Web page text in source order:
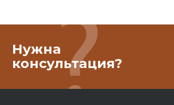
Нужна
консультация?